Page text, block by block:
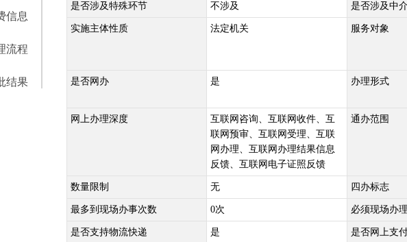
信息
流程
结果
是否涉及特殊环节 不涉及 是否涉及中
实施主体性质 法定机关 服务对象
是否网办 是 办理形式
网上办理深度
互联网咨询、互联网收件、互
联网预审、互联网受理、互联
网办理、互联网办理结果信息
反馈、互联网电子证照反馈
通办范围
数量限制 无 四办标志
最多到现场办事次数 0次 必须现场办
是否支持物流快递 是 是否网上支